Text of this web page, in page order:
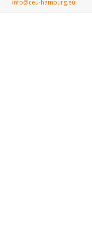
info@ceu-hamburg.eu